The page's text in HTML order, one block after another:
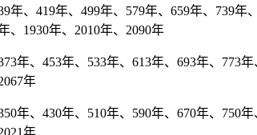
、419年、499年、579年、659年、739年
、1930年、2010年、2090年
年、453年、533年、613年、693年、773
年
年、430年、510年、590年、670年、750
年